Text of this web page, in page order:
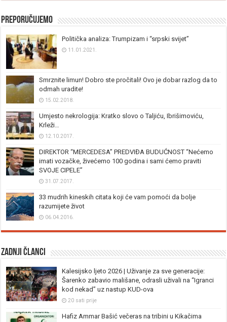
Preporučujemo
Politička analiza: Trumpizam i “srpski svijet”
11.01.2021.
Smrznite limun! Dobro ste pročitali! Ovo je dobar razlog da to
odmah uradite!
15.02.2018.
Umjesto nekrologija: Kratko slovo o Taljiću, Ibrišimoviću,
Krleži…
12.10.2017.
DIREKTOR “MERCEDESA” PREDVIĐA BUDUĆNOST “Nećemo
imati vozačke, živećemo 100 godina i sami ćemo praviti
SVOJE CIPELE”
31.07.2017.
33 mudrih kineskih citata koji će vam pomoći da bolje
razumijete život
06.04.2016.
Zadnji članci
Kalesijsko ljeto 2026 | Uživanje za sve generacije:
Šarenko zabavio mališane, odrasli uživali na “Igranci
kod nekad” uz nastup KUD-ova
20 sati prije
Hafiz Ammar Bašić večeras na tribini u Kikačima